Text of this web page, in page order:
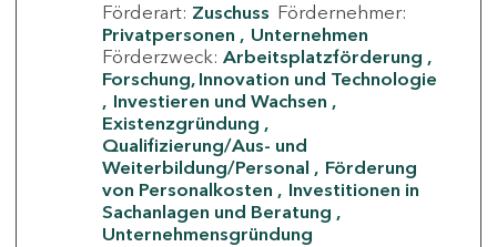
Förderart: Zuschuss Fördernehmer:
Privatpersonen
Unternehmen
Förderzweck: Arbeitsplatzförderung
Forschung, Innovation und Technologie
Investieren und Wachsen
Existenzgründung
Qualifizierung/Aus- und
Weiterbildung/Personal
Förderung
von Personalkosten
Investitionen in
Sachanlagen und Beratung
Unternehmensgründung